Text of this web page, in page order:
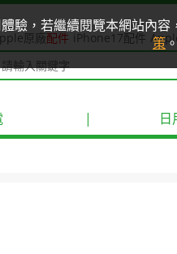
驗，若繼續閱覽本網站內
策
原廠配件 iPhone17配件
| 日